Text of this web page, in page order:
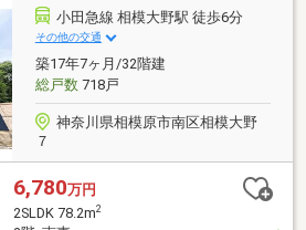
器やディスポーザー、床暖房など生
設備が多数□納戸やロフトなど豊富な
ロップシンク付きで奥行きのあるバ
小田急線 相模大野駅 徒歩6分
その他の交通
築17年7ヶ月/32階建
総戸数718戸
神奈川県相模原市南区相模大野
７
6,780万円
2SLDK 78.2m2